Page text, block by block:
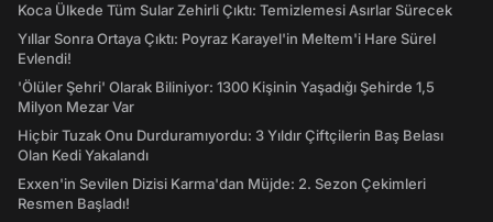
Koca Ülkede Tüm Sular Zehirli Çıktı: Temizlemesi Asırlar Sürecek
Yıllar Sonra Ortaya Çıktı: Poyraz Karayel'in Meltem'i Hare Sürel
Evlendi!
'Ölüler Şehri' Olarak Biliniyor: 1300 Kişinin Yaşadığı Şehirde 1,5
Milyon Mezar Var
Hiçbir Tuzak Onu Durduramıyordu: 3 Yıldır Çiftçilerin Baş Belası
Olan Kedi Yakalandı
Exxen'in Sevilen Dizisi Karma'dan Müjde: 2. Sezon Çekimleri
Resmen Başladı!